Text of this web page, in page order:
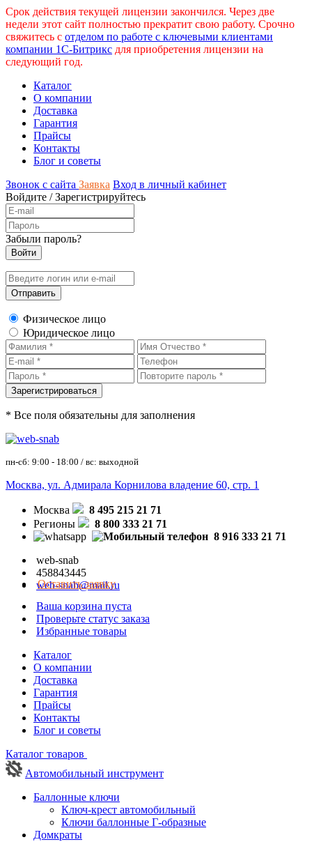
Срок действия текущей лицензии закончился. Через две
недели этот сайт полностью прекратит свою работу. Срочно
свяжитесь с отделом по работе с ключевыми клиентами
компании 1С-Битрикс для приобретения лицензии на
следующий год.
Каталог
О компании
Доставка
Гарантия
Прайсы
Контакты
Блог и советы
Звонок с сайта Заявка Вход в личный кабинет
Войдите /Зарегистрируйтесь
Забыли пароль?
Физическое лицо
Юридическое лицо
* Все поля обязательны для заполнения
пн-сб: 9:00 - 18:00 / вс: выходной
Москва, ул. Адмирала Корнилова владение 60, стр. 1
Москва
8 495 215 21 71
Регионы
8 800 333 21 71
8 916 333 21 71
web-snab
458843445
web-snab@mail.ru
Оставить заявку
Ваша корзина пуста
Проверьте статус заказа
Избранные товары
Каталог
О компании
Доставка
Гарантия
Прайсы
Контакты
Блог и советы
Каталог товаров
Автомобильный инструмент
Баллонные ключи
Ключ-крест автомобильный
Ключи баллонные Г-образные
Домкраты